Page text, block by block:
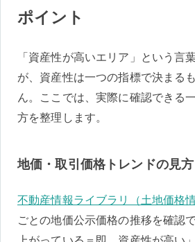
ポイント
「資産性が高いエリア」という言
が、資産性は一つの指標で決まる
ん。ここでは、実際に確認できる
方を整理します。
地価・取引価格トレンドの見方
不動産情報ライブラリ（土地価格情
ごとの地価公示価格の推移を確認